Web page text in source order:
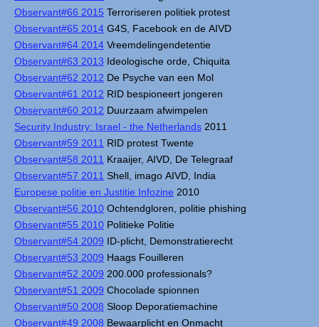
Observant#66 2015 Terroriseren politiek protest
Observant#65 2014 G4S, Facebook en de AIVD
Observant#64 2014 Vreemdelingendetentie
Observant#63 2013 Ideologische orde, Chiquita
Observant#62 2012 De Psyche van een Mol
Observant#61 2012 RID bespioneert jongeren
Observant#60 2012 Duurzaam afwimpelen
Security Industry: Israel - the Netherlands 2011
Observant#59 2011 RID protest Twente
Observant#58 2011 Kraaijer, AIVD, De Telegraaf
Observant#57 2011 Shell, imago AIVD, India
Europese politie en Justitie Infozine 2010
Observant#56 2010 Ochtendgloren, politie phishing
Observant#55 2010 Politieke Politie
Observant#54 2009 ID-plicht, Demonstratierecht
Observant#53 2009 Haags Fouilleren
Observant#52 2009 200.000 professionals?
Observant#51 2009 Chocolade spionnen
Observant#50 2008 Sloop Deporatiemachine
Observant#49 2008 Bewaarplicht en Onmacht